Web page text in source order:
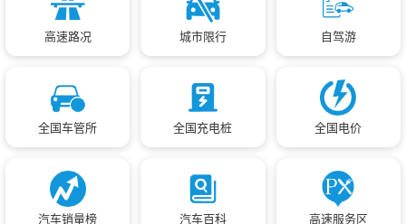
高速路况 城市限行 自驾游
全国车管所 全国充电桩 全国电价
汽车销量榜 汽车百科 高速服务区